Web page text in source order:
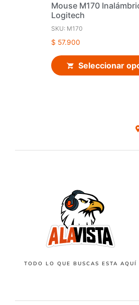
Mouse M170
Logitech
SKU: M170
$ 57.900
Seleccionar
TODO LO QUE BUSCAS ESTA AQUÍ